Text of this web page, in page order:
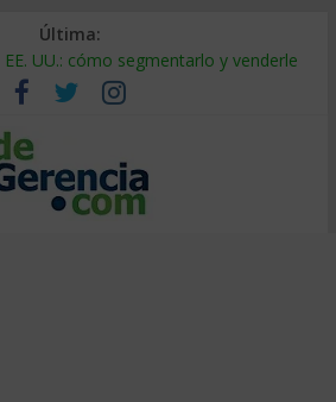
Última:
UU.: cómo segmentarlo y venderle
cómo pagar y cobrar en 2026
es y por qué sale tan caro
cómo auditarla a tiempo
cadena de suministro: qué hacer